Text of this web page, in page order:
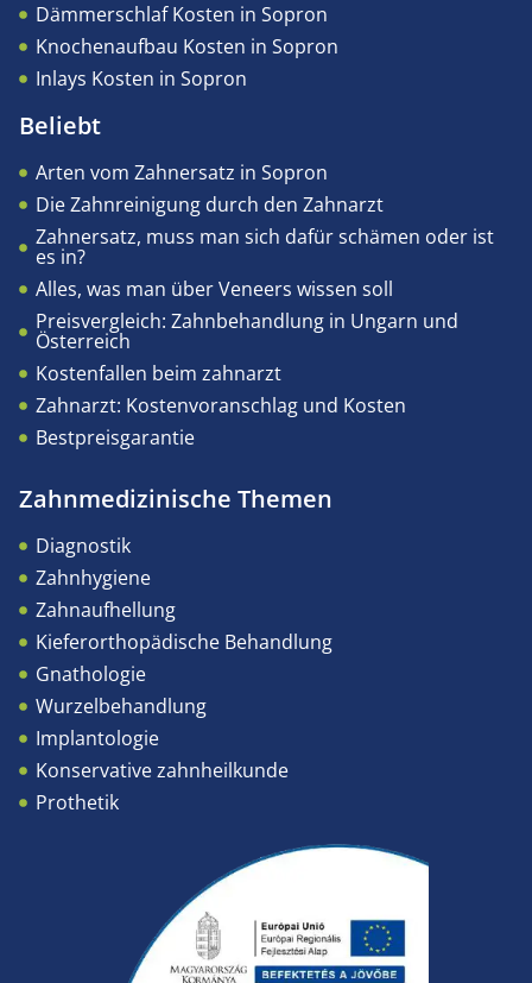
Dämmerschlaf Kosten in Sopron
Knochenaufbau Kosten in Sopron
Inlays Kosten in Sopron
Beliebt
Arten vom Zahnersatz in Sopron
Die Zahnreinigung durch den Zahnarzt
Zahnersatz, muss man sich dafür schämen oder ist
es in?
Alles, was man über Veneers wissen soll
Preisvergleich: Zahnbehandlung in Ungarn und
Österreich
Kostenfallen beim zahnarzt
Zahnarzt: Kostenvoranschlag und Kosten
Bestpreisgarantie
Zahnmedizinische Themen
Diagnostik
Zahnhygiene
Zahnaufhellung
Kieferorthopädische Behandlung
Gnathologie
Wurzelbehandlung
Implantologie
Konservative zahnheilkunde
Prothetik